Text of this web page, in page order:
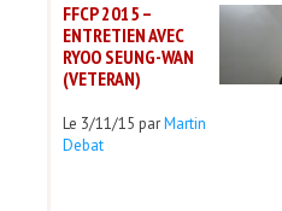
FFCP 2015 –
ENTRETIEN AVEC
RYOO SEUNG-WAN
(VETERAN)
Le 3/11/15 parMartin
Debat